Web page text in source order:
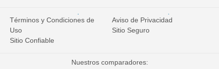
Términos y Condiciones de
Uso
Aviso de Privacidad
Sitio Seguro
Sitio Confiable
Nuestros comparadores: